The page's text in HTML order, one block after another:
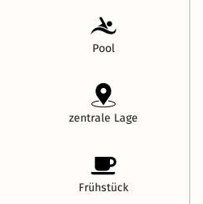
Pool
zentrale Lage
Frühstück